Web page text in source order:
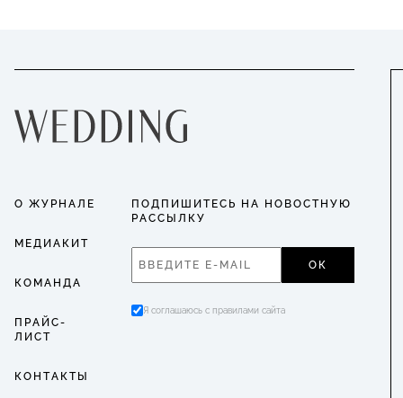
О ЖУРНАЛЕ
МЕДИАКИТ
КОМАНДА
ПРАЙС-
ЛИСТ
КОНТАКТЫ
ПОДПИШИТЕСЬ НА НОВОСТНУЮ
РАССЫЛКУ
ОК
Я соглашаюсь с правилами сайта